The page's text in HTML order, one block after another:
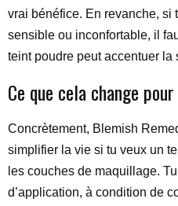
vrai bénéfice. En revanche, si
sensible ou inconfortable, il
teint poudre peut accentuer la
Ce que cela change
Concrètement, Blemish
simplifier la vie si tu veux un
les couches de maquillage.
d’application, à condition de